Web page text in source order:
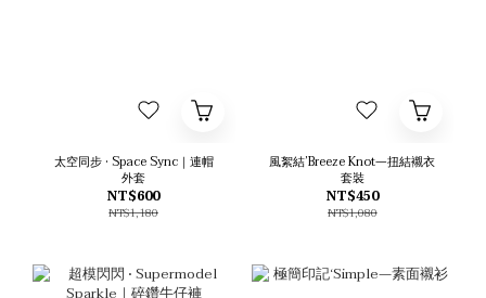
太空同步 • Space Sync｜連帽
外套
NT$600
NT$1,180
風絮結’Breeze Knot—扭結襯衣
套裝
NT$450
NT$1,080